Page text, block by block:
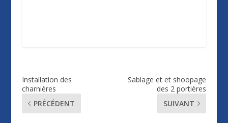
Installation des
charnières
PRÉCÉDENT
Sablage et et shoopage
des 2 portières
SUIVANT